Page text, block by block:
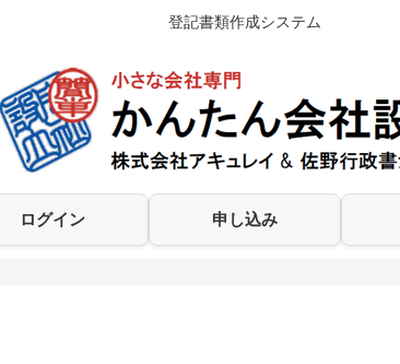
登記書類作成システム
ログイン 申し込み